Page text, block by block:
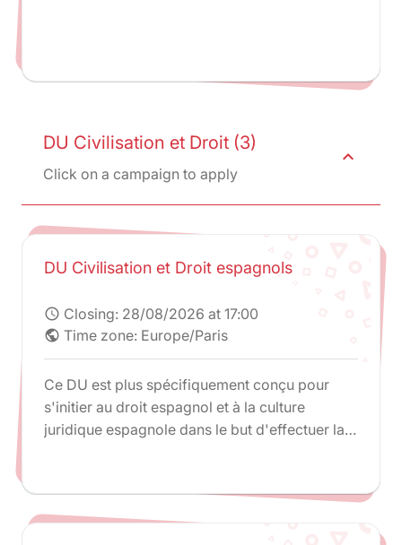
DU Civilisation et Droit (3)
Click on a campaign to apply
expand_less
DU Civilisation et Droit espagnols
schedule Closing: 28/08/2026 at 17:00
public Time zone: Europe/Paris
Ce DU est plus spécifiquement conçu pour
s'initier au droit espagnol et à la culture
juridique espagnole dans le but d'effectuer la
de Barcelone dans le cadre du double Master 1
(double Maîtrise) en droits français et